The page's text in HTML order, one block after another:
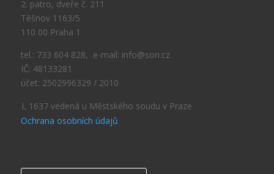
2. patro, dveře č. 211
Těšnov 1163/5
110 00 Praha 1
tel.: 733 604 828, e-mail: info@son.cz
IČ: 48133281
účet: 2502996329 / 2010
L 1637 vedená u Městského soudu v Praze
Ochrana osobních údajů